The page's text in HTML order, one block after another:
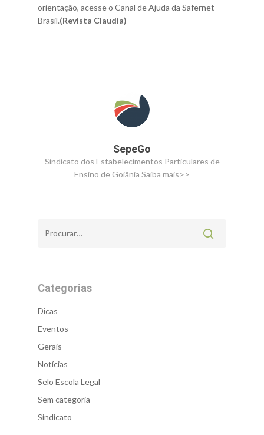
orientação, acesse o Canal de Ajuda da Safernet
Brasil.(Revista Claudia)
SepeGo
Sindicato dos Estabelecimentos Particulares de
Ensino de Goiânia Saiba mais>>
Categorias
Dicas
Eventos
Gerais
Notícias
Selo Escola Legal
Sem categoria
Sindicato